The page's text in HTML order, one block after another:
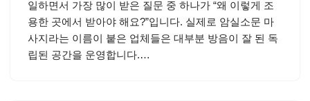
일하면서 가장 많이 받은 질문 중 하나가 “왜 이렇게 조
용한 곳에서 받아야 해요?”입니다. 실제로 암실소문 마
사지라는 이름이 붙은 업체들은 대부분 방음이 잘 된 독
립된 공간을 운영합니다.…